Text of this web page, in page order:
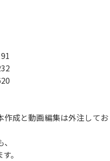
成と動画編集は外注してお
。